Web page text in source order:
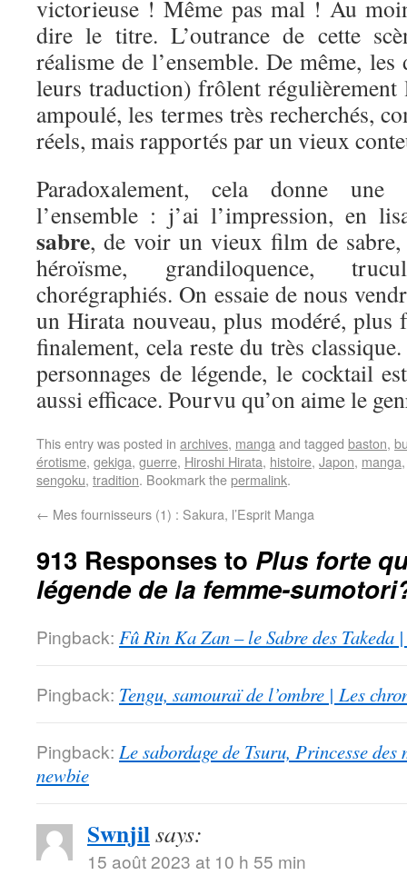
victorieuse ! Même pas mal ! Au
dire le titre. L’outrance de cette
réalisme de l’ensemble. De même,
leurs traduction) frôlent
ampoulé, les termes très recherchés,
réels, mais rapportés par un vieux
Paradoxalement, cela donne une
l’ensemble : j’ai l’impression, en
sabre, de voir un vieux film de sabre,
héroïsme, grandiloquence,
chorégraphiés. On essaie de nous
un Hirata nouveau, plus modéré, plus
finalement, cela reste du très
personnages de légende, le cocktail
aussi efficace. Pourvu qu’on aime le
This entry was posted in archives, manga and tagged baston,
érotisme, gekiga, guerre, Hiroshi Hirata, histoire, Japon, manga
sengoku, tradition. Bookmark thepermalink.
← Mes fournisseurs (1) : Sakura, l’Esprit Manga
913 Responses to Plus forte
légende de la femme-
Pingback: Fû Rin Ka Zan – le Sabre des Takeda
Pingback: Tengu, samouraï de l’ombre | Les
Pingback: Le sabordage de Tsuru, Princesse
newbie
Swnjilsays:
15 août 2023 at 10 h 55 min